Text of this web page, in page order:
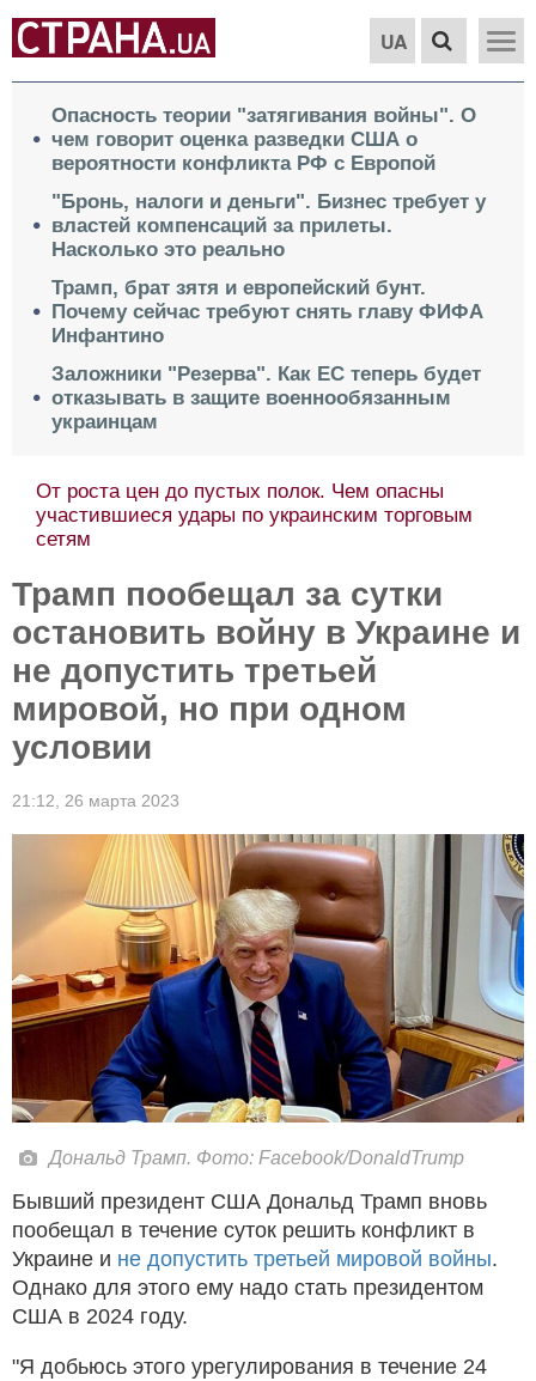
UA
Опасность теории "затягивания войны". О
чем говорит оценка разведки США о
вероятности конфликта РФ с Европой
"Бронь, налоги и деньги". Бизнес требует у
властей компенсаций за прилеты.
Насколько это реально
Трамп, брат зятя и европейский бунт.
Почему сейчас требуют снять главу ФИФА
Инфантино
Заложники "Резерва". Как ЕС теперь будет
отказывать в защите военнообязанным
украинцам
От роста цен до пустых полок. Чем опасны
участившиеся удары по украинским торговым
сетям
Трамп пообещал за сутки
остановить войну в Украине и
не допустить третьей
мировой, но при одном
условии
21:12, 26 марта 2023
Дональд Трамп. Фото: Facebook/DonaldTrump
Бывший президент США Дональд Трамп вновь
пообещал в течение суток решить конфликт в
Украине и не допустить третьей мировой войны.
Однако для этого ему надо стать президентом
США в 2024 году.
"Я добьюсь этого урегулирования в течение 24